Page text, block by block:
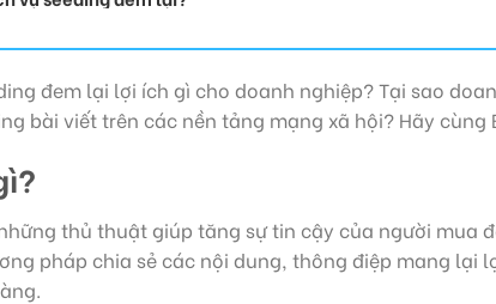
đem lại lợi ích gì cho doanh nghiệp? Tại sao
bài viết trên các nền tảng mạng xã hội? Hãy cùng
thủ thuật giúp tăng sự tin cậy của người mua
pháp chia sẻ các nội dung, thông điệp mang lại